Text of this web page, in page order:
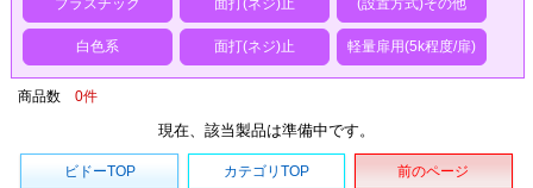
白色系 面打(ネジ)止 軽量扉用(5k程度/扉)
商品数 0件
現在、該当製品は準備中です。
ビドーTOP カテゴリTOP 前のページ